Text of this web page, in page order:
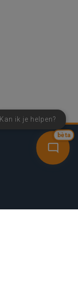
bèta
Kan ik je helpen?